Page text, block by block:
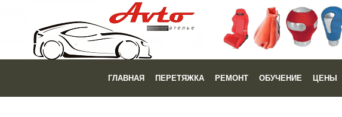
ГЛАВНАЯ ПЕРЕТЯЖКА РЕМОНТ ОБУЧЕНИЕ ЦЕНЫ